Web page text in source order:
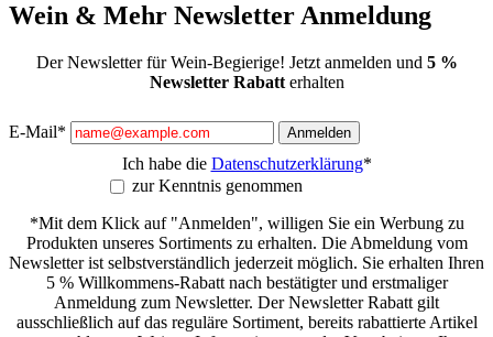
Wein & Mehr Newsletter Anmeldung
Der Newsletter für Wein-Begierige! Jetzt anmelden und 5 %
Newsletter Rabatterhalten
E-Mail* Anmelden
Ich habe die Datenschutzerklärung*
zur Kenntnis genommen
*Mit dem Klick auf "Anmelden", willigen Sie ein Werbung zu
Produkten unseres Sortiments zu erhalten. Die Abmeldung vom
Newsletter ist selbstverständlich jederzeit möglich. Sie erhalten Ihren
5 % Willkommens-Rabatt nach bestätigter und erstmaliger
Anmeldung zum Newsletter. Der Newsletter Rabatt gilt
ausschließlich auf das reguläre Sortiment, bereits rabattierte Artikel